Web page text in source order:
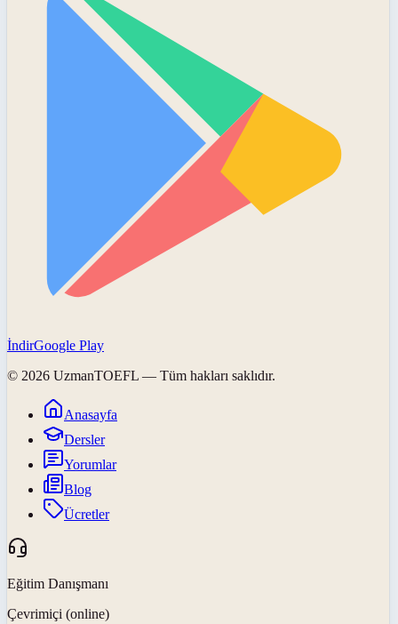
İndirGoogle Play
© 2026 UzmanTOEFL — Tüm hakları saklıdır.
Anasayfa
Dersler
Yorumlar
Blog
Ücretler
Eğitim Danışmanı
Çevrimiçi (online)